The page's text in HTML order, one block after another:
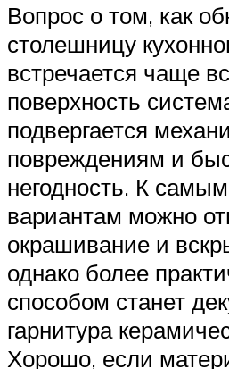
Вопрос о том, как
столешницу
встречается чаще
поверхность
подвергается
повреждениям и
негодность. К
вариантам можно
окрашивание и
однако более
способом станет
гарнитура
Хорошо, если